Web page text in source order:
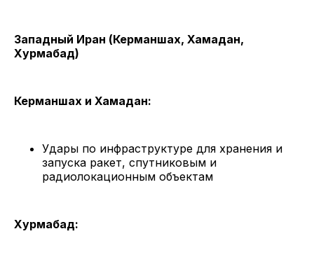
Западный Иран (Керманшах, Хамадан,
Хурмабад)
Керманшах и Хамадан:
Удары по инфраструктуре для хранения и
запуска ракет, спутниковым и
радиолокационным объектам
Хурмабад: